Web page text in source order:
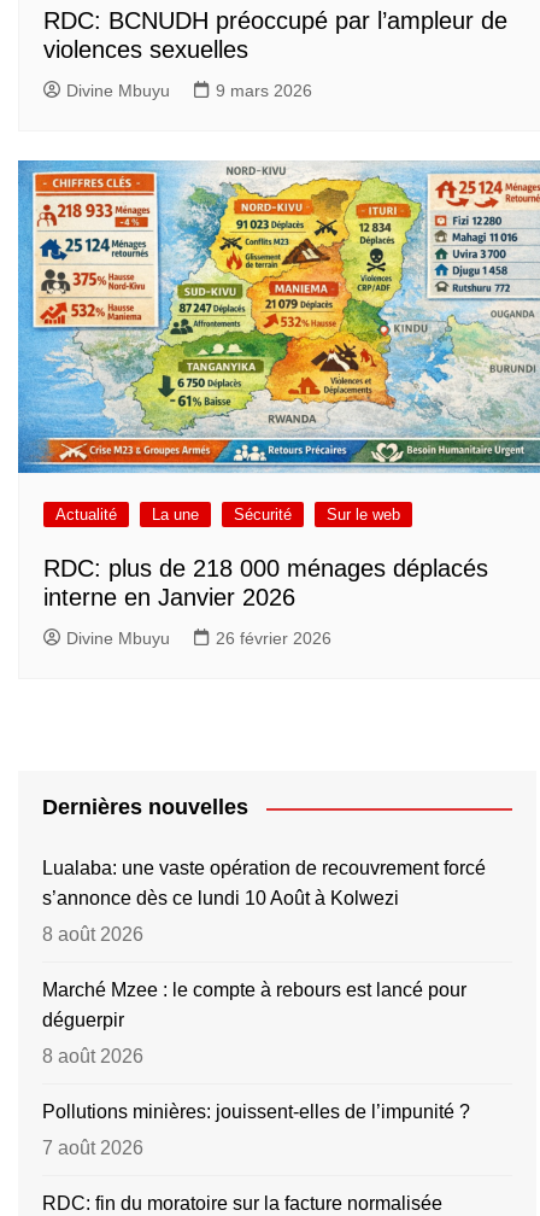
RDC: BCNUDH préoccupé par l’ampleur de
violences sexuelles
Divine Mbuyu 9 mars 2026
Actualité La une Sécurité Sur le web
RDC: plus de 218 000 ménages déplacés
interne en Janvier 2026
Divine Mbuyu 26 février 2026
Dernières nouvelles
Lualaba: une vaste opération de recouvrement forcé
s’annonce dès ce lundi 10 Août à Kolwezi
8 août 2026
Marché Mzee : le compte à rebours est lancé pour
déguerpir
8 août 2026
Pollutions minières: jouissent-elles de l’impunité ?
7 août 2026
RDC: fin du moratoire sur la facture normalisée